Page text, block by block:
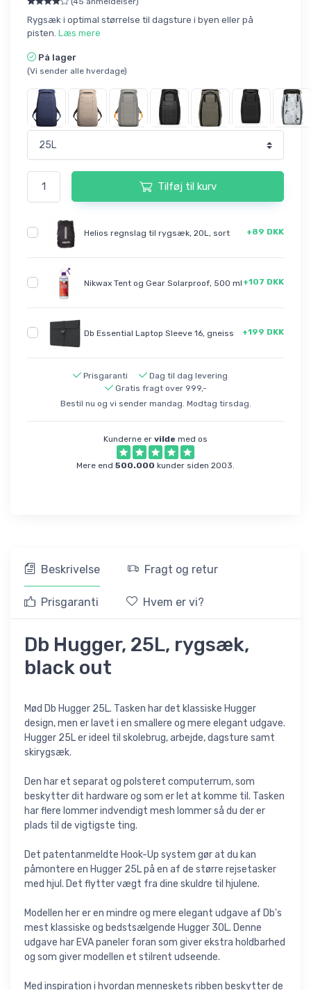
Rygsæk i optimal størrelse til dagsture i byen eller på
pisten. Læs mere
På lager
(Vi sender alle hverdage)
Tilføj til kurv
Helios regnslag til rygsæk, 20L, sort +89 DKK
Nikwax Tent og Gear Solarproof, 500 ml +107 DKK
Db Essential Laptop Sleeve 16, gneiss +199 DKK
Prisgaranti
Dag til dag levering
Gratis fragt over 999,-
Bestil nu og vi sender mandag. Modtag tirsdag.
Kunderne er vilde med os
Mere end 500.000 kunder siden 2003.
Beskrivelse Fragt og retur
Prisgaranti Hvem er vi?
Db Hugger, 25L, rygsæk,
black out
Mød Db Hugger 25L. Tasken har det klassiske Hugger
design, men er lavet i en smallere og mere elegant udgave.
Hugger 25L er ideel til skolebrug, arbejde, dagsture samt
skirygsæk.
Den har et separat og polsteret computerrum, som
beskytter dit hardware og som er let at komme til. Tasken
har flere lommer indvendigt mesh lommer så du der er
plads til de vigtigste ting.
Det patentanmeldte Hook-Up system gør at du kan
påmontere en Hugger 25L på en af de større rejsetasker
med hjul. Det flytter vægt fra dine skuldre til hjulene.
Modellen her er en mindre og mere elegant udgave af Db's
mest klassiske og bedstsælgende Hugger 30L. Denne
udgave har EVA paneler foran som giver ekstra holdbarhed
og som giver modellen et stilrent udseende.
Med inspiration i hvordan menneskets ribben beskytter de